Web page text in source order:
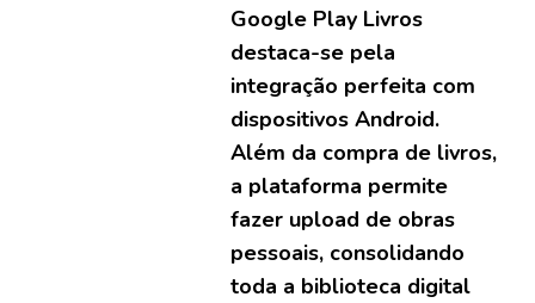
Google Play Livros
destaca-se pela
integração perfeita com
dispositivos Android.
Além da compra de livros,
a plataforma permite
fazer upload de obras
pessoais, consolidando
toda a biblioteca digital